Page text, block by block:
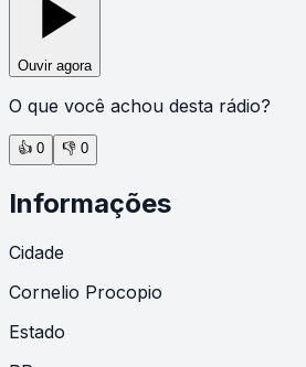
Ouvir agora
O que você achou desta rádio?
👍 0 👎 0
Informações
Cidade
Cornelio Procopio
Estado